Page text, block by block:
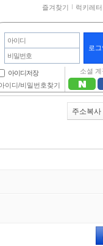
즐겨찾기 럭키레터
아이디
비밀번호
아이디저장
이디/비밀번호찾기
소셜
주소복사